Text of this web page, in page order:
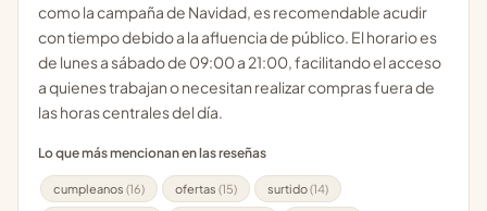
como la campaña de Navidad, es recomendable acudir
con tiempo debido a la afluencia de público. El horario es
de lunes a sábado de 09:00 a 21:00, facilitando el acceso
a quienes trabajan o necesitan realizar compras fuera de
las horas centrales del día.
Lo que más mencionan en las reseñas
cumpleanos (16) ofertas (15) surtido(14)